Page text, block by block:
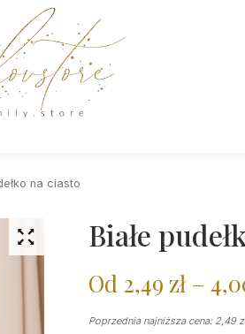
na ciasto
Białe
Od 2,49 zł –
Poprzednia najniższa cena: 2,49